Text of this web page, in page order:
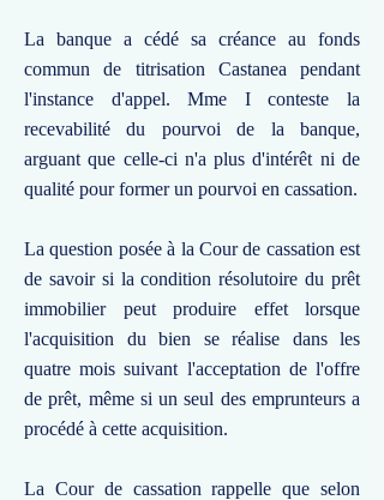
La banque a cédé sa créance au fonds
commun de titrisation Castanea pendant
l'instance d'appel. Mme I conteste la
recevabilité du pourvoi de la banque,
arguant que celle-ci n'a plus d'intérêt ni de
qualité pour former un pourvoi en cassation.
La question posée à la Cour de cassation est
de savoir si la condition résolutoire du prêt
immobilier peut produire effet lorsque
l'acquisition du bien se réalise dans les
quatre mois suivant l'acceptation de l'offre
de prêt, même si un seul des emprunteurs a
procédé à cette acquisition.
La Cour de cassation rappelle que selon